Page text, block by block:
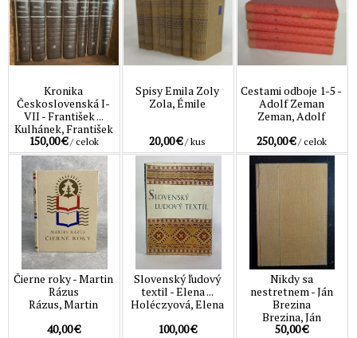
Kronika
Československá I-
VII - František ...
Kulhánek, František
150,00 €/ celok
Spisy Emila Zoly
Zola, Émile
20,00 €/ kus
Cestami odboje 1-5 -
Adolf Zeman
Zeman, Adolf
250,00 €/ celok
Čierne roky - Martin
Rázus
Rázus, Martin
40,00 €
Slovenský ľudový
textil - Elena ...
Holéczyová, Elena
100,00 €
Nikdy sa
nestretnem - Ján
Brezina
Brezina, Ján
50,00 €